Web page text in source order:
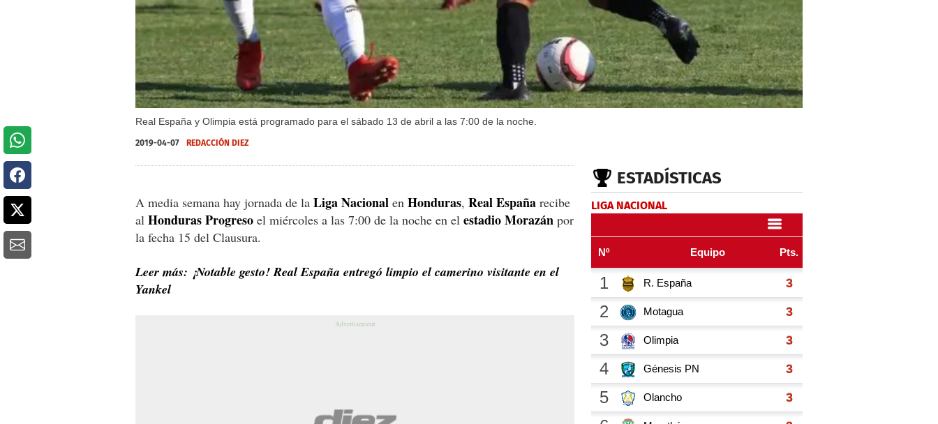
Real España y Olimpia está programado para el sábado 13 de abril a las 7:00 de la noche.
2019-04-07 REDACCIÓN DIEZ
A media semana hay jornada de la LigaNacional en Honduras, RealEspaña recibe
al HondurasProgreso el miércoles a las 7:00 de la noche en el estadio Morazán por
la fecha 15 del Clausura.
Leer más: ¡Notable gesto! Real España entregó limpio el camerino visitante en el
Yankel
ESTADÍSTICAS
LIGA NACIONAL